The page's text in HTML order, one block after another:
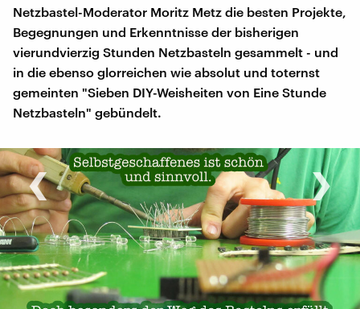
Netzbastel-Moderator Moritz Metz die besten Projekte,
Begegnungen und Erkenntnisse der bisherigen
vierundvierzig Stunden Netzbasteln gesammelt - und
in die ebenso glorreichen wie absolut und toternst
gemeinten "Sieben DIY-Weisheiten von Eine Stunde
Netzbasteln" gebündelt.
‹ ›